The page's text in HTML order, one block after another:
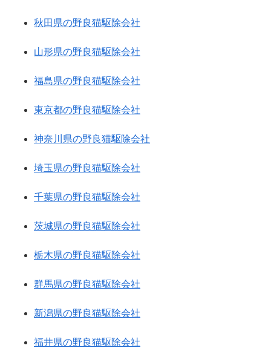
秋田県の野良猫駆除会社
山形県の野良猫駆除会社
福島県の野良猫駆除会社
東京都の野良猫駆除会社
神奈川県の野良猫駆除会社
埼玉県の野良猫駆除会社
千葉県の野良猫駆除会社
茨城県の野良猫駆除会社
栃木県の野良猫駆除会社
群馬県の野良猫駆除会社
新潟県の野良猫駆除会社
福井県の野良猫駆除会社